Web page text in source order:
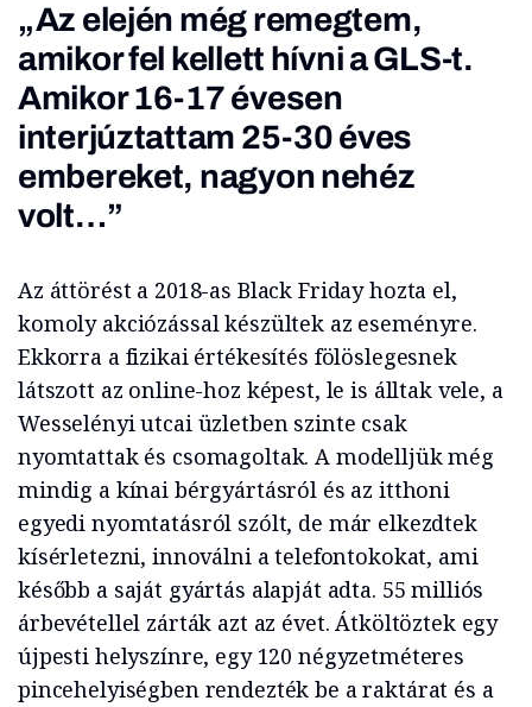
„Az elején még remegtem,
amikor fel kellett hívni a GLS-t.
Amikor 16-17 évesen
interjúztattam 25-30 éves
embereket, nagyon nehéz
volt…”
Az áttörést a 2018-as Black Friday hozta el,
komoly akciózással készültek az eseményre.
Ekkorra a fizikai értékesítés fölöslegesnek
látszott az online-hoz képest, le is álltak vele, a
Wesselényi utcai üzletben szinte csak
nyomtattak és csomagoltak. A modelljük még
mindig a kínai bérgyártásról és az itthoni
egyedi nyomtatásról szólt, de már elkezdtek
kísérletezni, innoválni a telefontokokat, ami
később a saját gyártás alapját adta. 55 milliós
árbevétellel zárták azt az évet. Átköltöztek egy
újpesti helyszínre, egy 120 négyzetméteres
pincehelyiségben rendezték be a raktárat és a